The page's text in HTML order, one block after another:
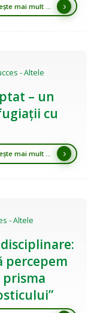
mai mult ...
- Altele
– un
cu
mai mult ...
- Altele
percepem